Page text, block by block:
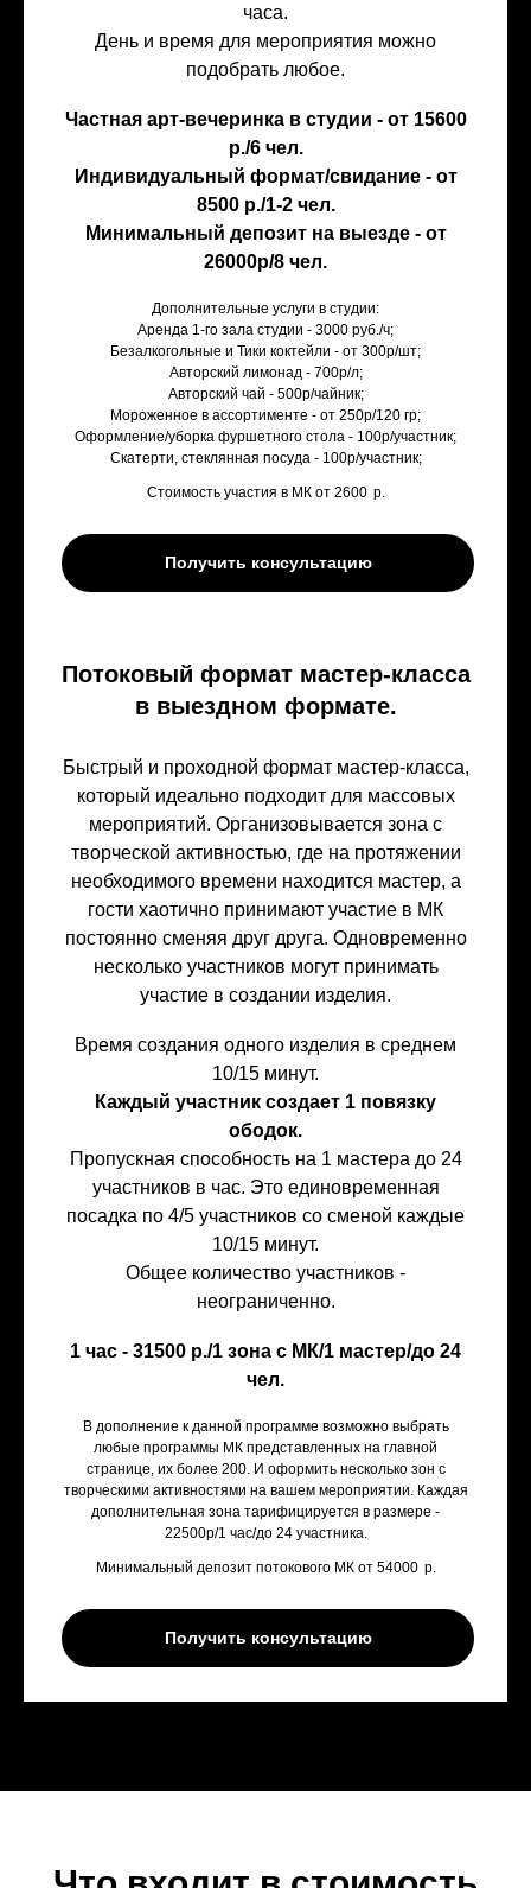
часа.
День и время для мероприятия можно
подобрать любое.
Частная арт-вечеринка в студии - от 15600
р./6 чел.
Индивидуальный формат/свидание - от
8500 р./1-2 чел.
Минимальный депозит на выезде - от
26000р/8 чел.
Дополнительные услуги в студии:
Аренда 1-го зала студии - 3000 руб./ч;
Безалкогольные и Тики коктейли - от 300р/шт;
Авторский лимонад - 700р/л;
Авторский чай - 500р/чайник;
Мороженное в ассортименте - от 250р/120 гр;
Оформление/уборка фуршетного стола - 100р/участник;
Скатерти, стеклянная посуда - 100р/участник;
Стоимость участия в МК от 2600 р.
Получить консультацию
Потоковый формат мастер-класса
в выездном формате.
Быстрый и проходной формат мастер-класса,
который идеально подходит для массовых
мероприятий. Организовывается зона с
творческой активностью, где на протяжении
необходимого времени находится мастер, а
гости хаотично принимают участие в МК
постоянно сменяя друг друга. Одновременно
несколько участников могут принимать
участие в создании изделия.
Время создания одного изделия в среднем
10/15 минут.
Каждый участник создает 1 повязку
ободок.
Пропускная способность на 1 мастера до 24
участников в час. Это единовременная
посадка по 4/5 участников со сменой каждые
10/15 минут.
Общее количество участников -
неограниченно.
1 час - 31500 р./1 зона с МК/1 мастер/до 24
чел.
В дополнение к данной программе возможно выбрать
любые программы МК представленных на главной
странице, их более 200. И оформить несколько зон с
творческими активностями на вашем мероприятии. Каждая
дополнительная зона тарифицируется в размере -
22500р/1 час/до 24 участника.
Минимальный депозит потокового МК от 54000 р.
Получить консультацию